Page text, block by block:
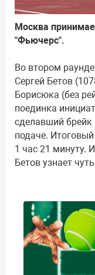
Москва
"Фьючерс".
Во втором
Сергей Бетов
Борисюка (без
поединка
сделавший
подаче.
1 час 21 минуту.
Бетов узнает